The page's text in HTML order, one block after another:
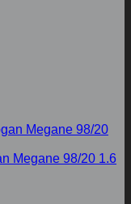
Megane 98/20 1.6